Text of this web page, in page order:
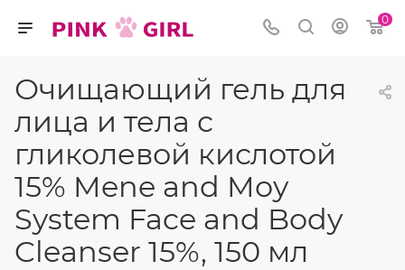
0
Очищающий гель для
лица и тела с
гликолевой кислотой
15% Mene and Moy
System Face and Body
Cleanser 15%, 150 мл